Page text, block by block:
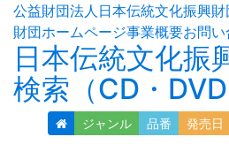
公益財団法人日本伝統文化振興財
財団ホームページ事業概要お問
日本伝統文化振
検索（CD・DVD
ジャンル 品番 発売日